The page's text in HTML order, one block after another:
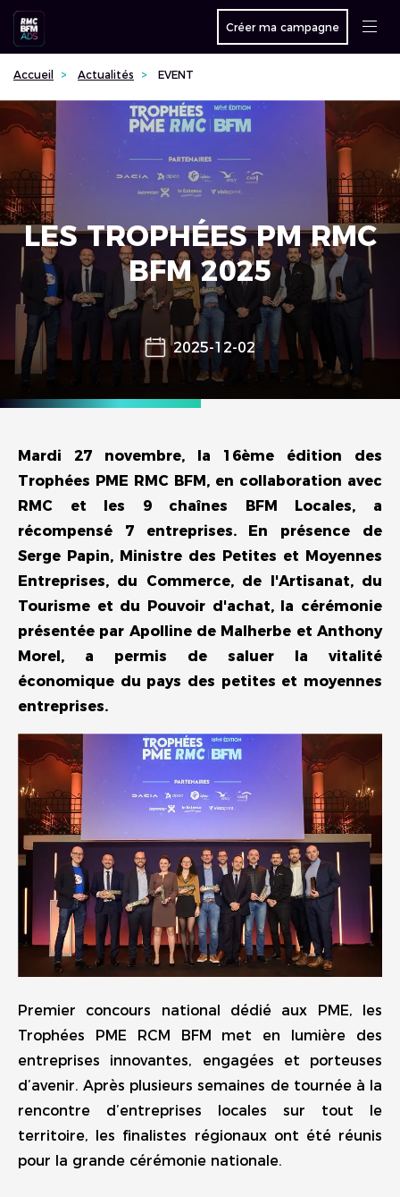
Créer ma campagne
Accueil Actualités EVENT
LES TROPHÉES PM RMC
BFM 2025
2025-12-02
Mardi 27 novembre, la 16ème édition des
Trophées PME RMC BFM, en collaboration avec
RMC et les 9 chaînes BFM Locales, a
récompensé 7 entreprises. En présence de
Serge Papin, Ministre des Petites et Moyennes
Entreprises, du Commerce, de l'Artisanat, du
Tourisme et du Pouvoir d'achat, la cérémonie
présentée par Apolline de Malherbe et Anthony
Morel, a permis de saluer la vitalité
économique du pays des petites et moyennes
entreprises.
Premier concours national dédié aux PME, les
Trophées PME RCM BFM met en lumière des
entreprises innovantes, engagées et porteuses
d’avenir. Après plusieurs semaines de tournée à la
rencontre d’entreprises locales sur tout le
territoire, les finalistes régionaux ont été réunis
pour la grande cérémonie nationale.